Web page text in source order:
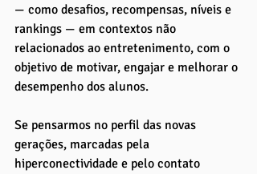
— como desafios, recompensas, níveis e
rankings — em contextos não
relacionados ao entretenimento, com o
objetivo de motivar, engajar e melhorar o
desempenho dos alunos.
Se pensarmos no perfil das novas
gerações, marcadas pela
hiperconectividade e pelo contato